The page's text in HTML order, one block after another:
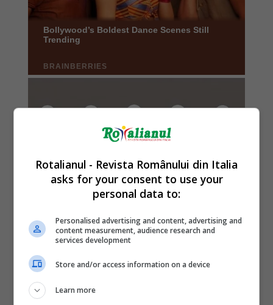
Rotalianul - Revista Românului din Italia
asks for your consent to use your
personal data to:
Personalised advertising and content, advertising and
content measurement, audience research and
services development
Store and/or access information on a device
Learn more